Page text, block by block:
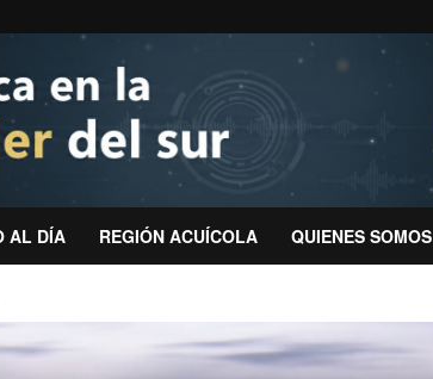
AL DÍA REGIÓN ACUÍCOLA QUIENES SOMOS